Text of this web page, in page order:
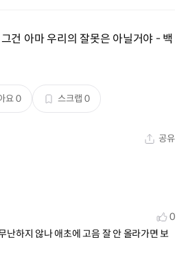
건 아마 우리의 잘못은 아닐거야 - 백
요0 스크랩 0
공유
0
난하지 않나 애초에 고음 잘 안 올라가면 보